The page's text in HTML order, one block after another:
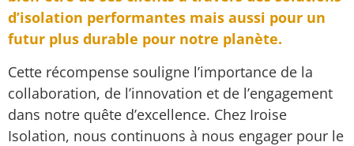
d’isolation performantes mais aussi pour un
futur plus durable pour notre planète.
Cette récompense souligne l’importance de la
collaboration, de l’innovation et de l’engagement
dans notre quête d’excellence. Chez Iroise
Isolation, nous continuons à nous engager pour le